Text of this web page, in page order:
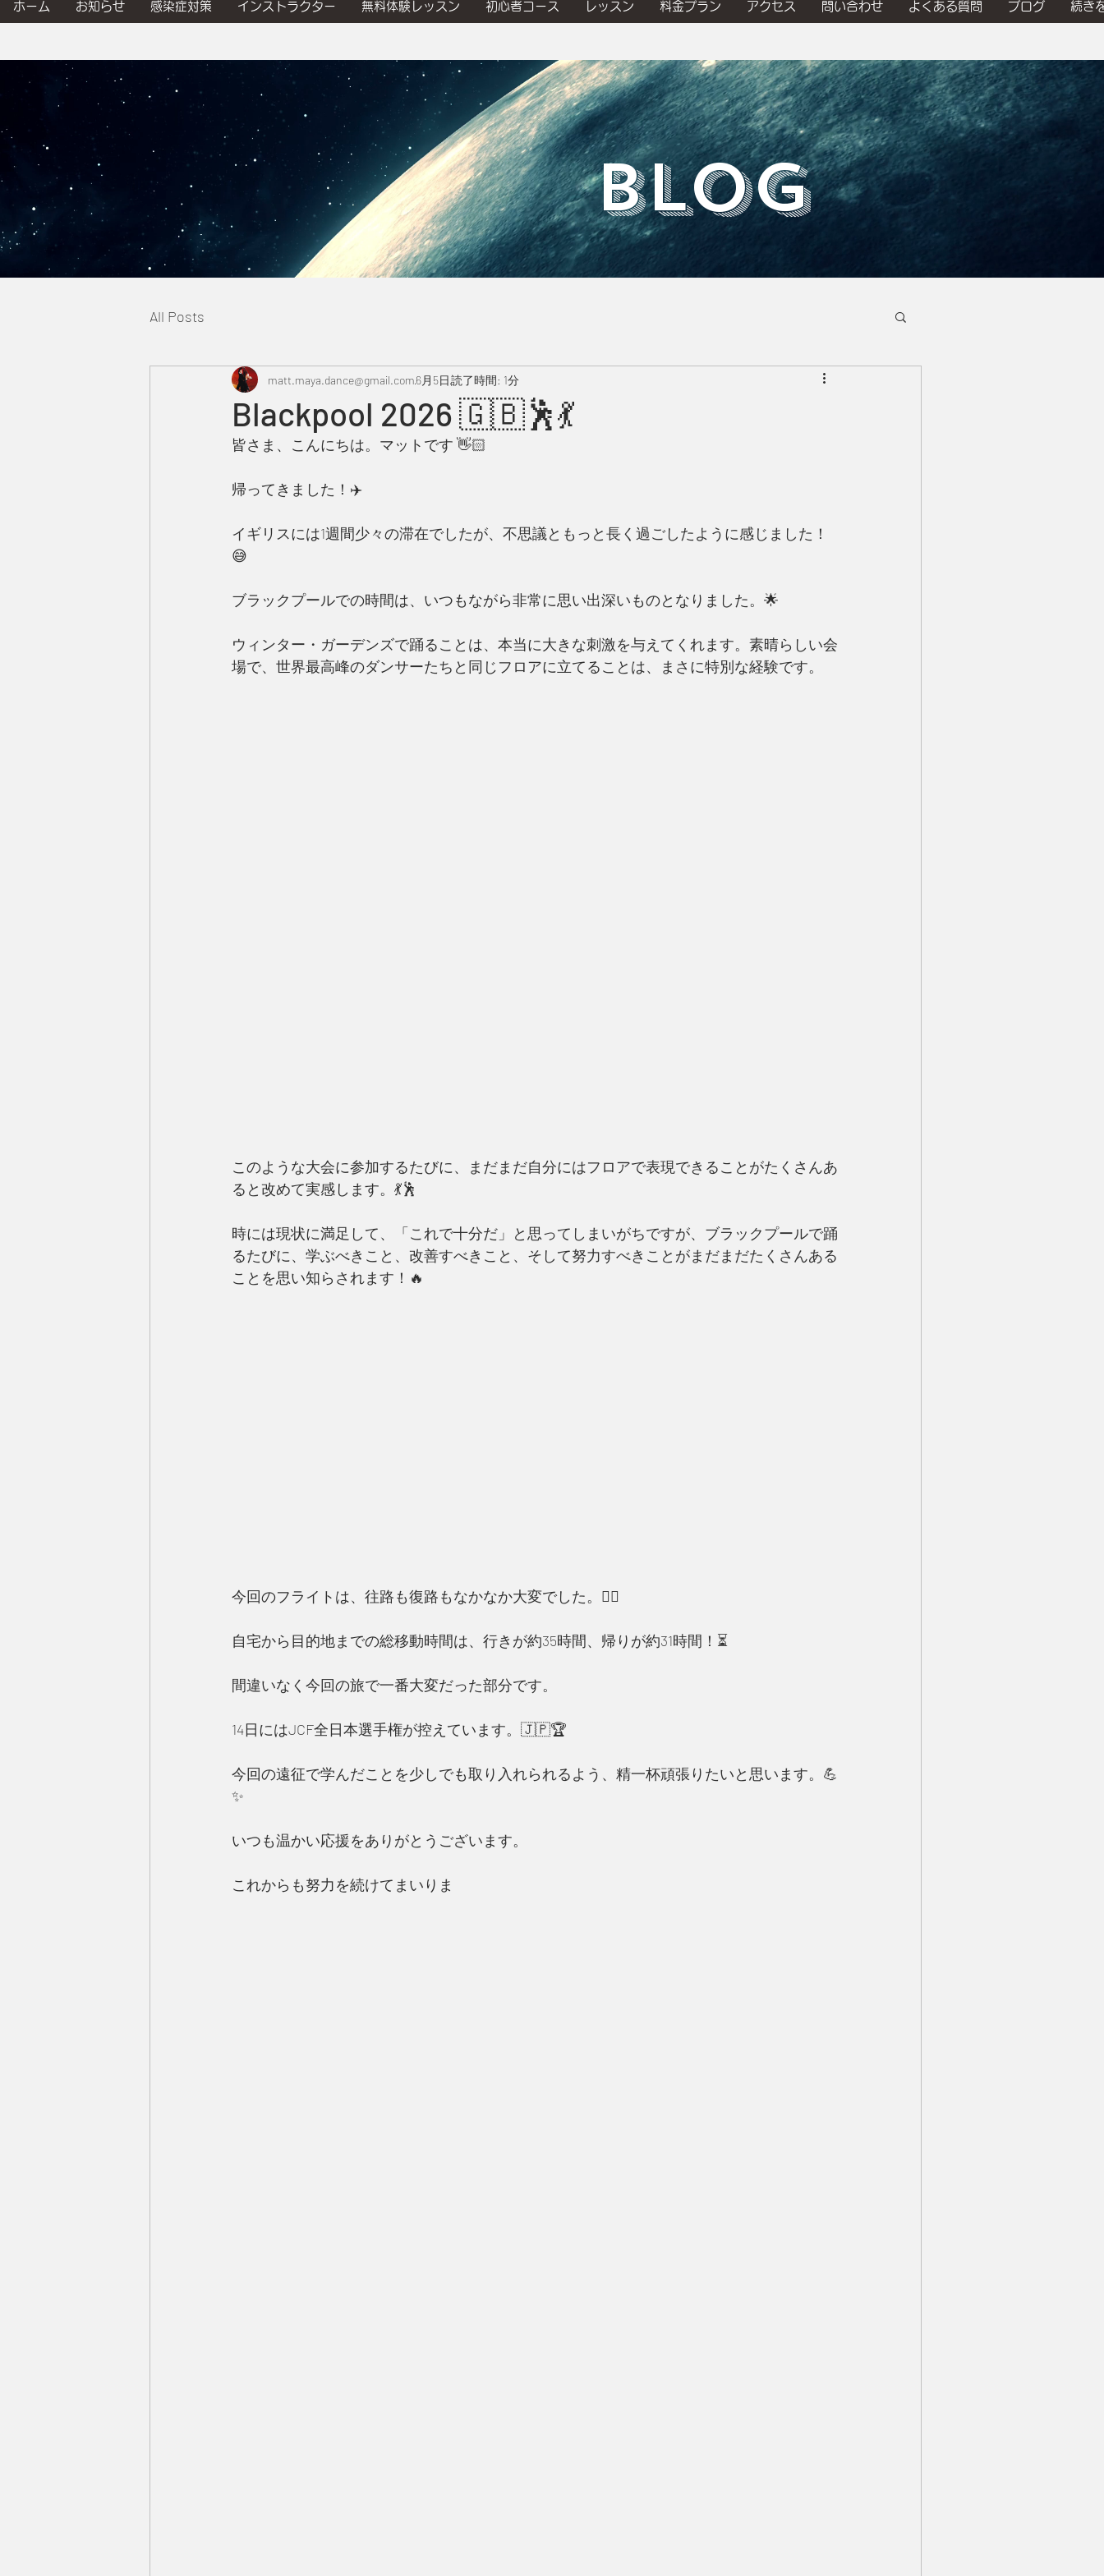
ホーム お知らせ 感染症対策 インストラクター 無料体験レッスン 初心者コース レッスン 料金プラン アクセス 問い合わせ よくある質問 ブログ 続き
​BLOG
All Posts
Blackpool 2026 🇬🇧🕺💃
matt.maya.dance@gmail.com6月5日読了時間: 1分
皆さま、こんにちは。マットです 👋🏻
帰ってきました！✈️
イギリスには1週間少々の滞在でしたが、不思議ともっと長く過ごしたように感じました！
😅
ブラックプールでの時間は、いつもながら非常に思い出深いものとなりました。🌟
ウィンター・ガーデンズで踊ることは、本当に大きな刺激を与えてくれます。素晴らしい会
場で、世界最高峰のダンサーたちと同じフロアに立てることは、まさに特別な経験です。
このような大会に参加するたびに、まだまだ自分にはフロアで表現できることがたくさんあ
ると改めて実感します。💃🕺
時には現状に満足して、「これで十分だ」と思ってしまいがちですが、ブラックプールで踊
るたびに、学ぶべきこと、改善すべきこと、そして努力すべきことがまだまだたくさんある
ことを思い知らされます！🔥
今回のフライトは、往路も復路もなかなか大変でした。😵‍💫
自宅から目的地までの総移動時間は、行きが約35時間、帰りが約31時間！⏳
間違いなく今回の旅で一番大変だった部分です。
14日にはJCF全日本選手権が控えています。🇯🇵🏆
今回の遠征で学んだことを少しでも取り入れられるよう、精一杯頑張りたいと思います。💪
✨
いつも温かい応援をありがとうございます。
これからも努力を続けてまいりま